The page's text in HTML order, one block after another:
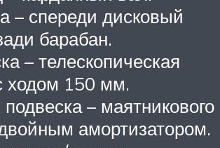
– спереди дисковый
барабан.
– телескопическая
ходом 150 мм.
– маятникового
амортизатором.